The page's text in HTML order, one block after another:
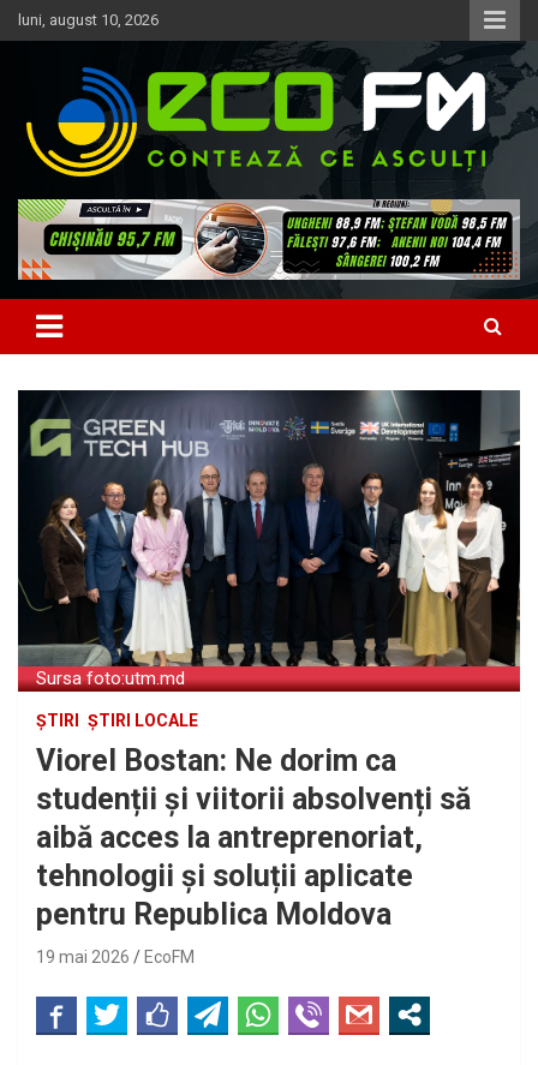
Skip
to
luni, august 10, 2026
EcoFM
Sursa foto:utm.md
ȘTIRI ȘTIRI LOCALE
Viorel Bostan: Ne dorim ca
studenții și viitorii absolvenți să
aibă acces la antreprenoriat,
tehnologii și soluții aplicate
pentru Republica Moldova
19 mai 2026 EcoFM